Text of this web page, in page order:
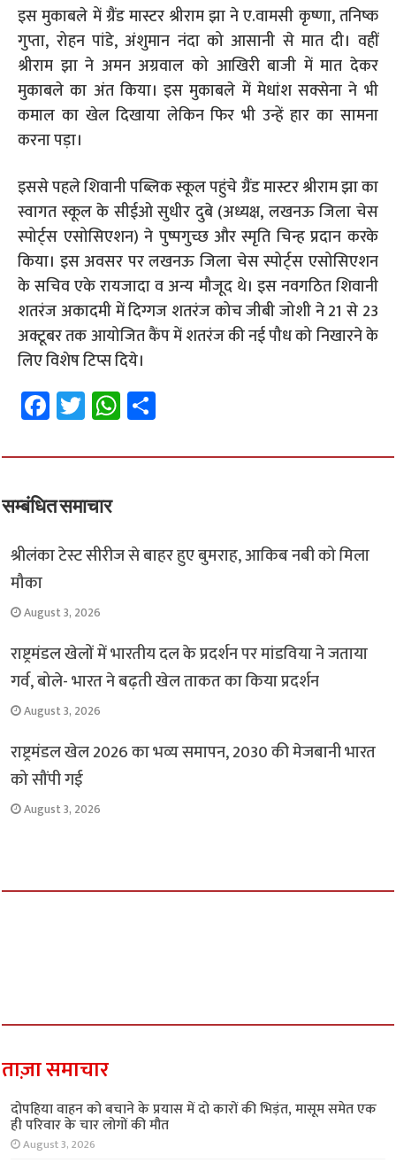
इस मुकाबले में ग्रैंड मास्टर श्रीराम झा ने ए.वामसी कृष्णा, तनिष्क
गुप्ता, रोहन पांडे, अंशुमान नंदा को आसानी से मात दी। वहीं
श्रीराम झा ने अमन अग्रवाल को आखिरी बाजी में मात देकर
मुकाबले का अंत किया। इस मुकाबले में मेधांश सक्सेना ने भी
कमाल का खेल दिखाया लेकिन फिर भी उन्हें हार का सामना
करना पड़ा।
इससे पहले शिवानी पब्लिक स्कूल पहुंचे ग्रैंड मास्टर श्रीराम झा का
स्वागत स्कूल के सीईओ सुधीर दुबे (अध्यक्ष, लखनऊ जिला चेस
स्पोर्ट्स एसोसिएशन) ने पुष्पगुच्छ और स्मृति चिन्ह प्रदान करके
किया। इस अवसर पर लखनऊ जिला चेस स्पोर्ट्स एसोसिएशन
के सचिव एके रायजादा व अन्य मौजूद थे। इस नवगठित शिवानी
शतरंज अकादमी में दिग्गज शतरंज कोच जीबी जोशी ने 21 से 23
अक्टूबर तक आयोजित कैंप में शतरंज की नई पौध को निखारने के
लिए विशेष टिप्स दिये।
Fa
ce
b
o
o
k
T
wi
tt
er
W
h
at
p
ar
सम्बंधित समाचार
श्रीलंका टेस्ट सीरीज से बाहर हुए बुमराह, आकिब नबी को मिला
मौका
August 3, 2026
राष्ट्रमंडल खेलों में भारतीय दल के प्रदर्शन पर मांडविया ने जताया
गर्व, बोले- भारत ने बढ़ती खेल ताकत का किया प्रदर्शन
August 3, 2026
राष्ट्रमंडल खेल 2026 का भव्य समापन, 2030 की मेजबानी भारत
को सौंपी गई
August 3, 2026
ताज़ा समाचार
दोपहिया वाहन को बचाने के प्रयास में दो कारों की भिड़ंत, मासूम समेत एक
ही परिवार के चार लोगों की मौत
August 3, 2026